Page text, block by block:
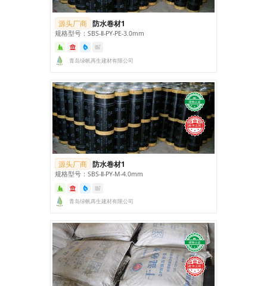
源头厂商 防水卷材1
规格型号：SBS‑Ⅱ‑PY‑PE‑3.0mm
青岛绿帆再生建材有限公司
源头厂商 防水卷材1
规格型号：SBS‑Ⅱ‑PY‑M‑4.0mm
青岛绿帆再生建材有限公司